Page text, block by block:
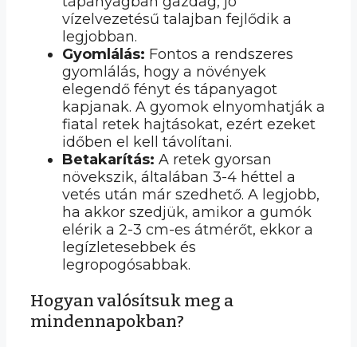
vízelvezetésű talajban fejlődik a
legjobban.
Gyomlálás: Fontos a rendszeres
gyomlálás, hogy a növények
elegendő fényt és tápanyagot
kapjanak. A gyomok elnyomhatják a
fiatal retek hajtásokat, ezért ezeket
időben el kell távolítani.
Betakarítás: A retek gyorsan
növekszik, általában 3-4 héttel a
vetés után már szedhető. A legjobb,
ha akkor szedjük, amikor a gumók
elérik a 2-3 cm-es átmérőt, ekkor a
legízletesebbek és
legropogósabbak.
Hogyan valósítsuk meg a
mindennapokban?